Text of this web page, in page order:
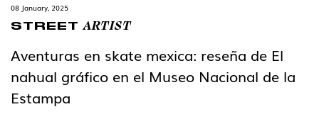
08 January, 2025
STREETARTIST
Aventuras en skate mexica: reseña de El
nahual gráfico en el Museo Nacional de la
Estampa